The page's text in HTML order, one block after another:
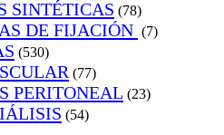
SINTÉTICAS (78)
DE FIJACIÓN (7)
(530)
(77)
PERITONEAL (23)
(54)